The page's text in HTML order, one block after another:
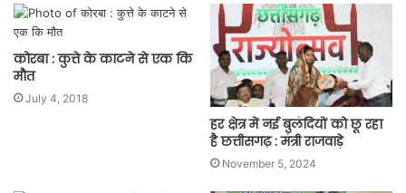
कोरबा : कुत्ते के काटने से एक कि
मौत
July 4, 2018
हर क्षेत्र में नई बुलंदियों को छू रहा
है छत्तीसगढ़ : मंत्री राजवाड़े
November 5, 2024